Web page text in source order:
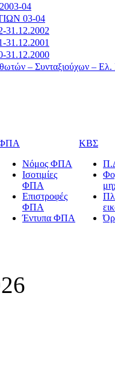
04
03-04
– Συνταξιούχων – Ελ.
Νόμος ΦΠΑ
Ισοτιμίες
ΦΠΑ
Επιστροφές
ΦΠΑ
Έντυπα ΦΠΑ
ΚΒΣ